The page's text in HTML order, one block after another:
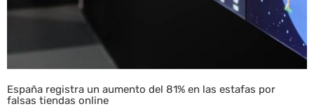
España registra un aumento del 81% en las estafas por
falsas tiendas online